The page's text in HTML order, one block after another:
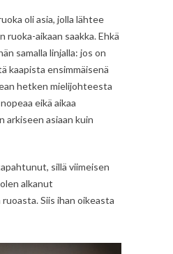
oli asia, jolla lähtee
ruoka-aikaan saakka. Ehkä
samalla linjalla: jos on
kaapista ensimmäisenä
hetken mielijohteesta
eikä aikaa
arkiseen asiaan kuin
sillä viimeisen
alkanut
Siis ihan oikeasta